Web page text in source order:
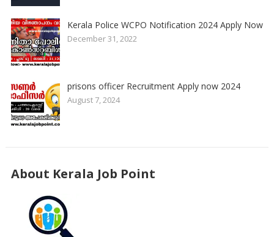
Kerala Police WCPO Notification 2024 Apply Now
December 31, 2022
prisons officer Recruitment Apply now 2024
August 7, 2024
About Kerala Job Point